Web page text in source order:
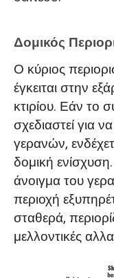
Δομικός
Ο κύριος
έγκειται στην
κτιρίου. Εάν το
σχεδιαστεί για
γερανών,
δομική
άνοιγμα του
περιοχή
σταθερά,
μελλοντικές